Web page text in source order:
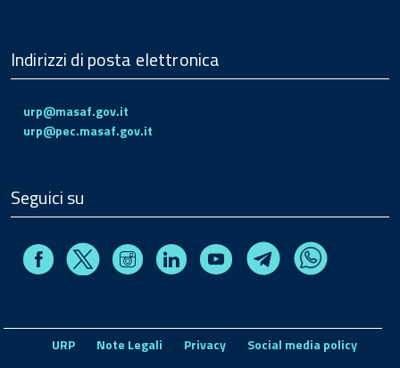
Indirizzi di posta elettronica
urp@masaf.gov.it
urp@pec.masaf.gov.it
Seguici su
FacebookX InstagramLinkedin Youtube TelegramWhatsapp
URP Note Legali Privacy
Social media policy